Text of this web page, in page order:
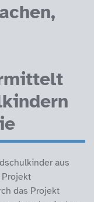
aus
das Projekt